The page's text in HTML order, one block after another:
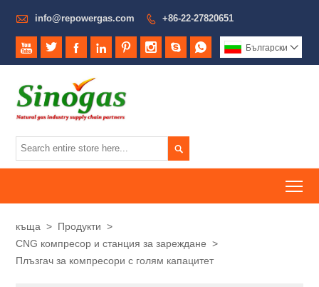
 info@repowergas.com  +86-22-27820651
        Български 

къща > Продукти >
CNG компресор и станция за зареждане >
Плъзгач за компресори с голям капацитет